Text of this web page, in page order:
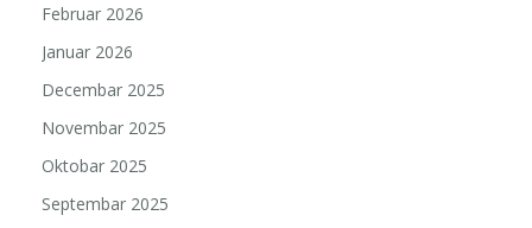
Februar 2026
Januar 2026
Decembar 2025
Novembar 2025
Oktobar 2025
Septembar 2025